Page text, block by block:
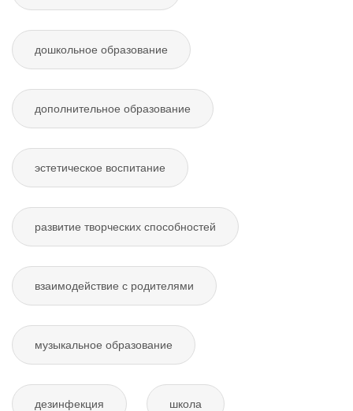
дошкольное образование
дополнительное образование
эстетическое воспитание
развитие творческих способностей
взаимодействие с родителями
музыкальное образование
дезинфекция школа